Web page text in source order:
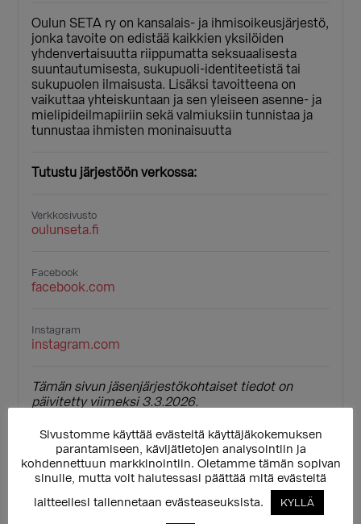
Oulun SETA ry on kansalais- ja ihmisoikeusjärjestö,
jonka tavoite on edistää kaikkien yksilöiden
yhdenvertaisuutta riippumatta seksuaalisesta
suuntautumisesta, sukupuoli-identiteetistä tai
sukupuolen ilmaisusta. Lisäksi tavoitteena on
vaikuttaa yhteiskuntaan ja sen yleiseen asenne- ja
mielipideilmapiiriin sekä valmiuksiin tunnistaa ja
tunnustaa ihmisten moninaisuutta
Tutustu järjestöön verkossa:
Verkkosivusto
oulunseta.fi
Facebook
facebook.com
Instagram
instagram.com
Tämän sivun jäsenjärjestökohtaiset tiedot on
päivitetty viimeksi 3.3.2026.
Sivustomme käyttää evästeitä käyttäjäkokemuksen
parantamiseen, kävijätietojen analysointiin ja
kohdennettuun markkinointiin. Oletamme tämän sopivan
sinulle, mutta voit halutessasi päättää mitä evästeitä
laitteellesi tallennetaan evästeaseuksista.
KYLLÄ